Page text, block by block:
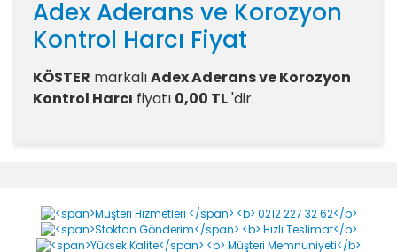
Adex Aderans ve Korozyon
Kontrol Harcı Fiyat
KÖSTER markalıAdex Aderans ve Korozyon
Kontrol Harcı fiyatı 0,00 TL'dir.